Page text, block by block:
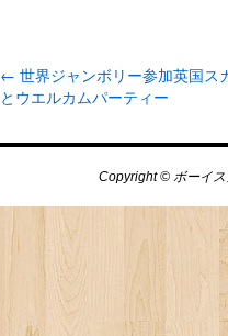
← 世界ジャンボリー参加英国ス
とウエルカムパーティー
Copyright © ボーイ